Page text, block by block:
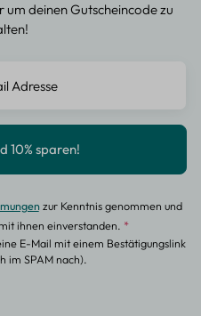
deinen Gutscheincode zu
zur Kenntnis genommen und
ihnen einverstanden. *
E-Mail mit einem Bestätigungslink
im SPAM nach).